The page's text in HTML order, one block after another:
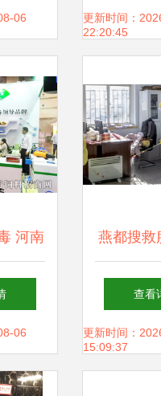
公共
06
山晏乡政
全
更新时间：
22:20:45
河南
一抹
06
燕都搜救
奋战在消
守护公共
查看
更新时间：
15:09:37